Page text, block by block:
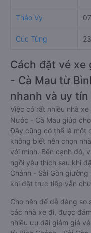
Thảo Vy
Cúc Tùng
Cách đặt vé xe
- Cà Mau từ
nhanh và uy
Việc có rất nhiều nhà
Nước - Cà Mau giúp
Đây cũng có thể là một
không biết nên chọn
với mình. Bên cạnh đó,
ngồi yêu thích sau khi
Chánh - Sài Gòn
khi đặt trực tiếp vẫn
Cho nên để dễ dàng so
các nhà xe đi, được
nhiều ưu đãi giảm giá